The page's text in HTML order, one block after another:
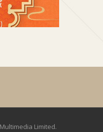
史系列 Limited.